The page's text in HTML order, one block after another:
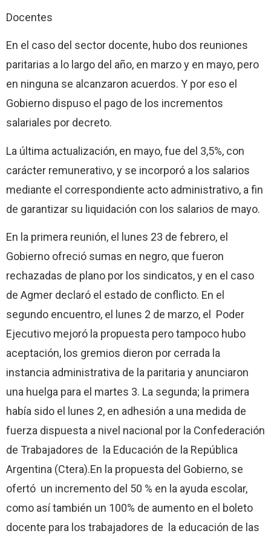
Docentes
En el caso del sector docente, hubo dos reuniones
paritarias a lo largo del año, en marzo y en mayo, pero
en ninguna se alcanzaron acuerdos. Y por eso el
Gobierno dispuso el pago de los incrementos
salariales por decreto.
La última actualización, en mayo, fue del 3,5%, con
carácter remunerativo, y se incorporó a los salarios
mediante el correspondiente acto administrativo, a fin
de garantizar su liquidación con los salarios de mayo.
En la primera reunión, el lunes 23 de febrero, el
Gobierno ofreció sumas en negro, que fueron
rechazadas de plano por los sindicatos, y en el caso
de Agmer declaró el estado de conflicto. En el
segundo encuentro, el lunes 2 de marzo, el Poder
Ejecutivo mejoró la propuesta pero tampoco hubo
aceptación, los gremios dieron por cerrada la
instancia administrativa de la paritaria y anunciaron
una huelga para el martes 3. La segunda; la primera
había sido el lunes 2, en adhesión a una medida de
fuerza dispuesta a nivel nacional por la Confederación
de Trabajadores de la Educación de la República
Argentina (Ctera).En la propuesta del Gobierno, se
ofertó un incremento del 50 % en la ayuda escolar,
como así también un 100% de aumento en el boleto
docente para los trabajadores de la educación de las